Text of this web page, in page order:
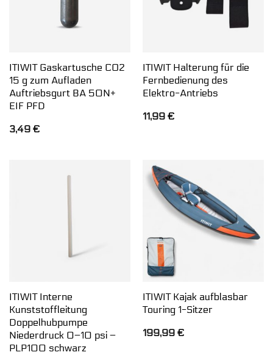
ITIWIT Gaskartusche CO2
15 g zum Aufladen
Auftriebsgurt BA 50N+
EIF PFD
3,49 €
ITIWIT Halterung für die
Fernbedienung des
Elektro-Antriebs
11,99 €
ITIWIT Interne
Kunststoffleitung
Doppelhubpumpe
Niederdruck 0–10 psi –
PLP100 schwarz
ITIWIT Kajak aufblasbar
Touring 1-Sitzer
199,99 €